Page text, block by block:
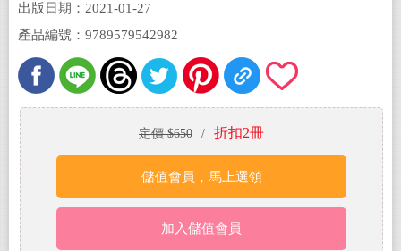
出版日期：2021-01-27
產品編號：9789579542982
定價 $650 / 折扣2冊
儲值會員，馬上選領
加入儲值會員